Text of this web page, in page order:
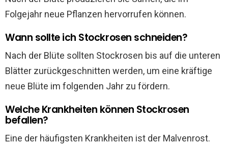
Folgejahr neue Pflanzen hervorrufen können.
Wann sollte ich Stockrosen schneiden?
Nach der Blüte sollten Stockrosen bis auf die unteren
Blätter zurückgeschnitten werden, um eine kräftige
neue Blüte im folgenden Jahr zu fördern.
Welche Krankheiten können Stockrosen
befallen?
Eine der häufigsten Krankheiten ist der Malvenrost.